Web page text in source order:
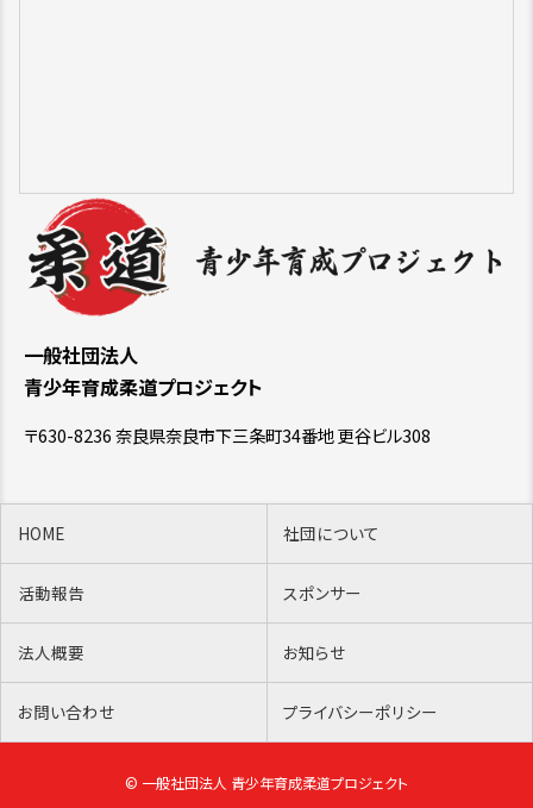
一般社団法人
青少年育成柔道プロジェクト
〒630-8236 奈良県奈良市下三条町34番地 更谷ビル308
HOME 社団について
活動報告 スポンサー
法人概要 お知らせ
お問い合わせ プライバシーポリシー
© 一般社団法人 青少年育成柔道プロジェクト